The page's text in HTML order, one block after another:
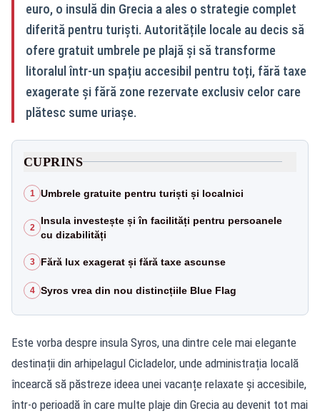
euro, o insulă din Grecia a ales o strategie complet
diferită pentru turiști. Autoritățile locale au decis să
ofere gratuit umbrele pe plajă și să transforme
litoralul într-un spațiu accesibil pentru toți, fără taxe
exagerate și fără zone rezervate exclusiv celor care
plătesc sume uriașe.
CUPRINS
1 Umbrele gratuite pentru turiști și localnici
2
Insula investește și în facilități pentru persoanele
cu dizabilități
3 Fără lux exagerat și fără taxe ascunse
4 Syros vrea din nou distincțiile Blue Flag
Este vorba despre insula Syros, una dintre cele mai elegante
destinații din arhipelagul Cicladelor, unde administrația locală
încearcă să păstreze ideea unei vacanțe relaxate și accesibile,
într-o perioadă în care multe plaje din Grecia au devenit tot mai